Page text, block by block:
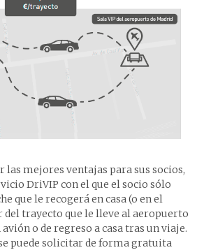
las mejores ventajas para sus socios,
DriVIP con el que el socio sólo
que le recogerá en casa (o en el
trayecto que le lleve al aeropuerto
o de regreso a casa tras un viaje.
puede solicitar de forma gratuita